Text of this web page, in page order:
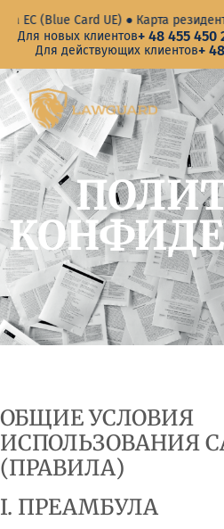
Card UE) ● Карта резидента ЕС
Для новых клиентов+ 48 455 450
Для действующих клиентов+
ОБЩИЕ УСЛОВИЯ
ИСПОЛЬЗОВАНИЯ
(ПРАВИЛА)
I. ПРЕАМБУЛА